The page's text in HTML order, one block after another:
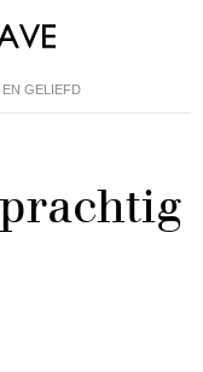
GELIEFD